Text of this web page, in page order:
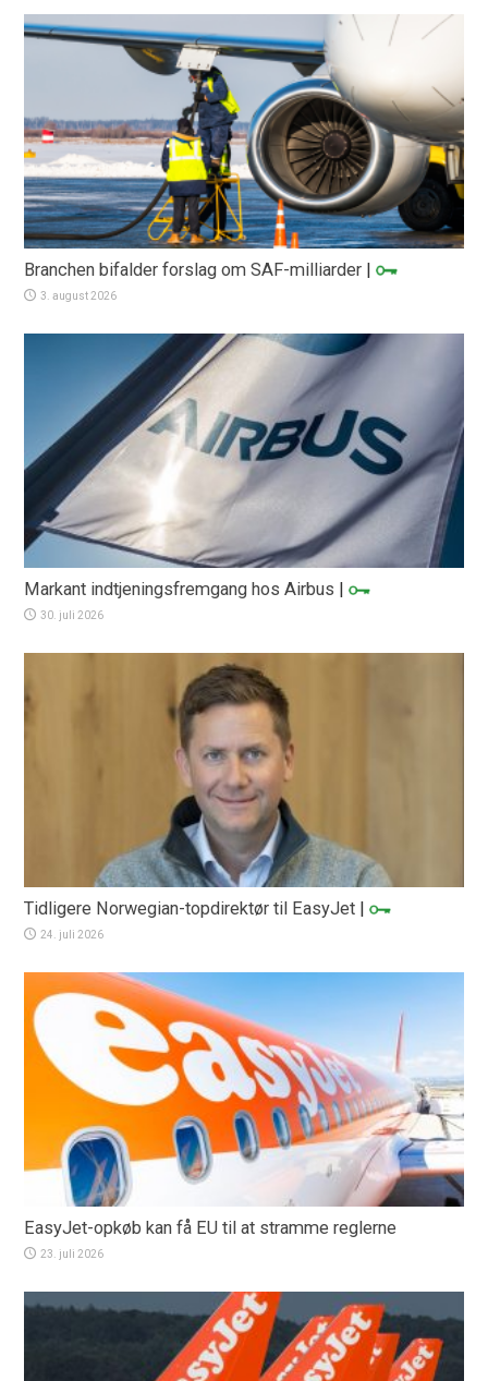
Branchen bifalder forslag om SAF-milliarder |
3. august 2026
Markant indtjeningsfremgang hos Airbus |
30. juli 2026
Tidligere Norwegian-topdirektør til EasyJet |
24. juli 2026
EasyJet-opkøb kan få EU til at stramme reglerne
23. juli 2026